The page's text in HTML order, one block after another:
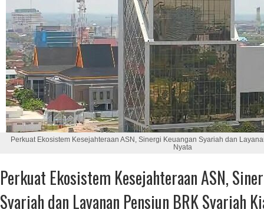
Perkuat Ekosistem Kesejahteraan ASN, Sinergi Keuangan Syariah dan
Nyata
Perkuat Ekosistem Kesejahteraan ASN,
Syariah dan Layanan Pensiun BRK Syariah